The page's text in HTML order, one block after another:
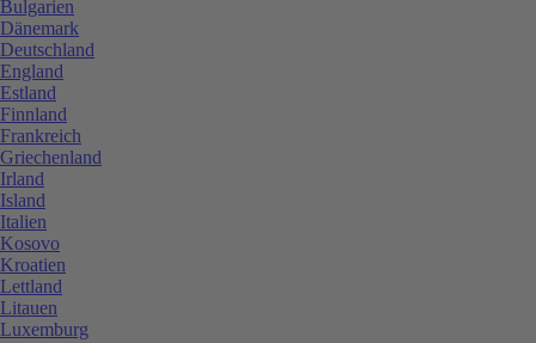
Bulgarien
Dänemark
Deutschland
England
Estland
Finnland
Frankreich
Griechenland
Irland
Island
Italien
Kosovo
Kroatien
Lettland
Litauen
Luxemburg